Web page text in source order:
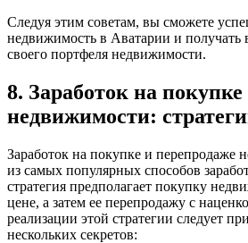
Следуя этим советам, вы сможете
недвижимость в Аватарии и получать
своего портфеля недвижимости.
8. Заработок на
недвижимости:
Заработок на покупке и
из самых популярных способов
стратегия предполагает покупку
цене, а затем ее перепродажу с
реализации этой стратегии следует
нескольких секретов: